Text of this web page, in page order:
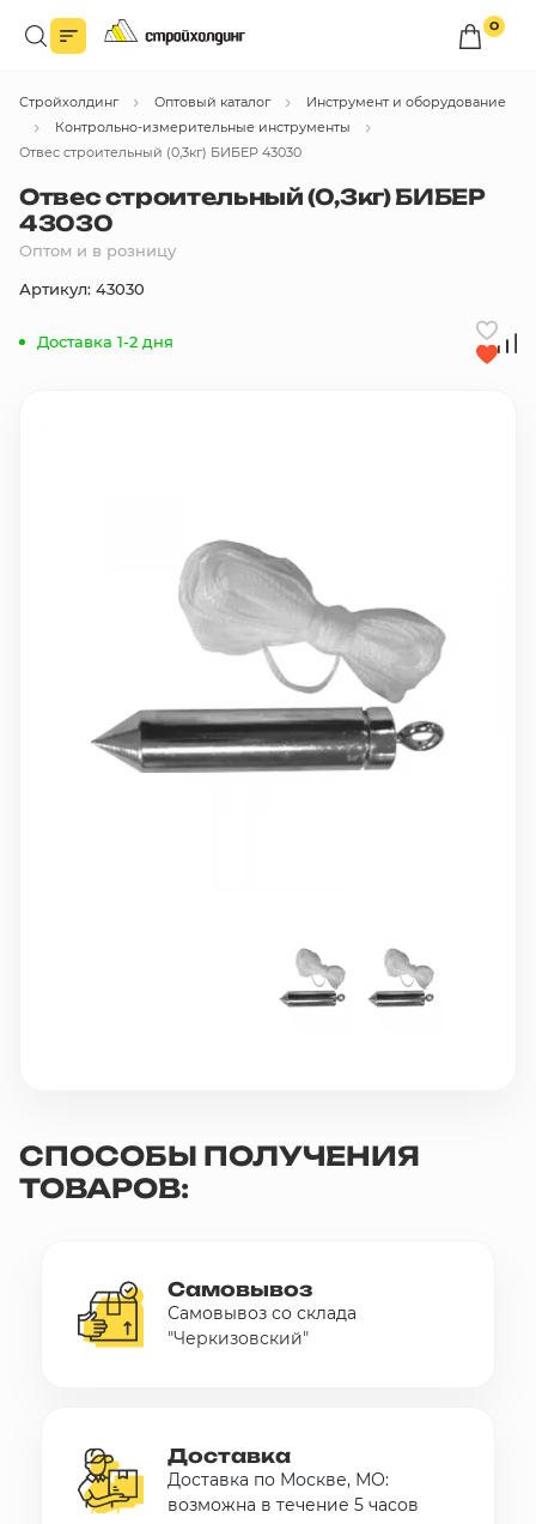
0
Войдите в личный кабинет
Вы сможете оформлять заказыпо оптовым ценам.
Каталог товаров
10 000 ₽
Минимальный заказ
+7(495) 988-86-47
Телеграм
Стройхолдинг Оптовый каталог
Инструмент и оборудование
Контрольно-измерительные инструменты
Отвес строительный (0,3кг) БИБЕР 43030
Отвес строительный (0,3кг) БИБЕР
43030
Оптом и в розницу
Артикул: 43030
Доставка 1-2 дня
СПОСОБЫ ПОЛУЧЕНИЯ
ТОВАРОВ:
Самовывоз
Самовывоз со склада
"Черкизовский"
Доставка
Доставка по Москве, МО:
возможна в течение 5 часов